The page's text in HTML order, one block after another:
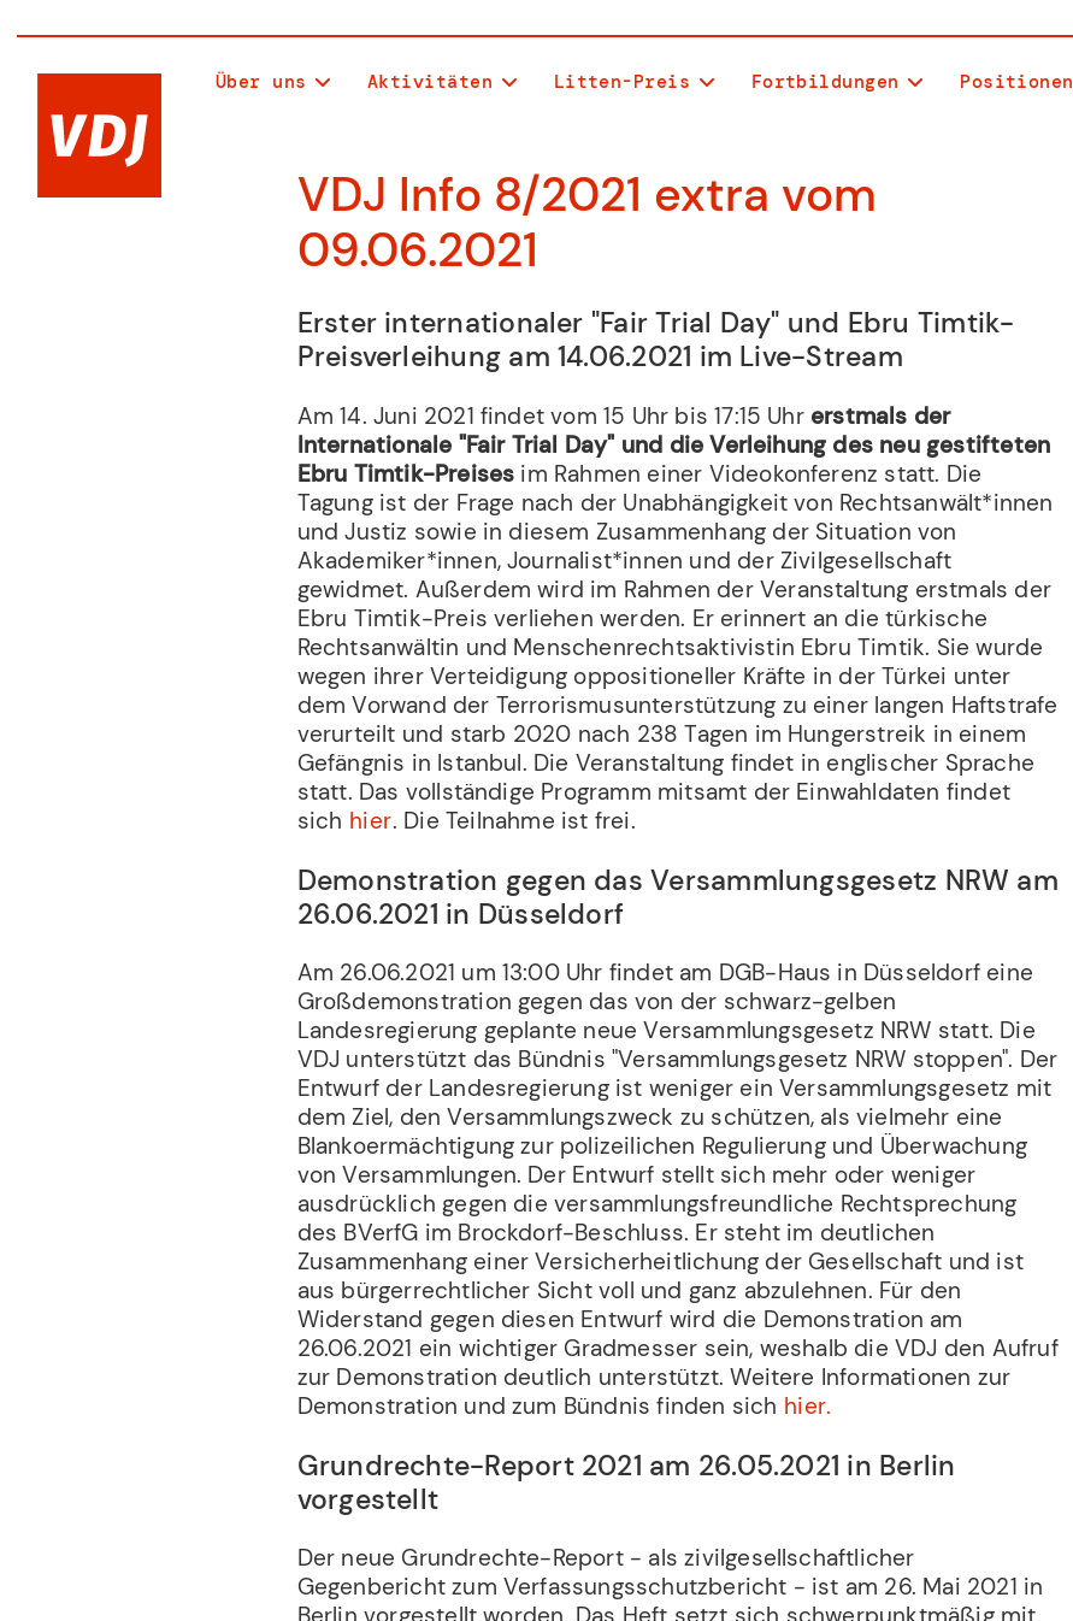
Über uns Aktivitäten Litten-Preis Fortbildungen Positionen
VDJ Info 8/2021 extra vom
09.06.2021
Erster internationaler "Fair Trial Day" und Ebru Timtik-
Preisverleihung am 14.06.2021 im Live-Stream
Am 14. Juni 2021 findet vom 15 Uhr bis 17:15 Uhr erstmals der
Internationale "Fair Trial Day" und die Verleihung des neu gestifteten
Ebru Timtik-Preises im Rahmen einer Videokonferenz statt. Die
Tagung ist der Frage nach der Unabhängigkeit von Rechtsanwält*innen
und Justiz sowie in diesem Zusammenhang der Situation von
Akademiker*innen, Journalist*innen und der Zivilgesellschaft
gewidmet. Außerdem wird im Rahmen der Veranstaltung erstmals der
Ebru Timtik-Preis verliehen werden. Er erinnert an die türkische
Rechtsanwältin und Menschenrechtsaktivistin Ebru Timtik. Sie wurde
wegen ihrer Verteidigung oppositioneller Kräfte in der Türkei unter
dem Vorwand der Terrorismusunterstützung zu einer langen Haftstrafe
verurteilt und starb 2020 nach 238 Tagen im Hungerstreik in einem
Gefängnis in Istanbul. Die Veranstaltung findet in englischer Sprache
statt. Das vollständige Programm mitsamt der Einwahldaten findet
sich hier. Die Teilnahme ist frei.
Demonstration gegen das Versammlungsgesetz NRW am
26.06.2021 in Düsseldorf
Am 26.06.2021 um 13:00 Uhr findet am DGB-Haus in Düsseldorf eine
Großdemonstration gegen das von der schwarz-gelben
Landesregierung geplante neue Versammlungsgesetz NRW statt. Die
VDJ unterstützt das Bündnis "Versammlungsgesetz NRW stoppen". Der
Entwurf der Landesregierung ist weniger ein Versammlungsgesetz mit
dem Ziel, den Versammlungszweck zu schützen, als vielmehr eine
Blankoermächtigung zur polizeilichen Regulierung und Überwachung
von Versammlungen. Der Entwurf stellt sich mehr oder weniger
ausdrücklich gegen die versammlungsfreundliche Rechtsprechung
des BVerfG im Brockdorf-Beschluss. Er steht im deutlichen
Zusammenhang einer Versicherheitlichung der Gesellschaft und ist
aus bürgerrechtlicher Sicht voll und ganz abzulehnen. Für den
Widerstand gegen diesen Entwurf wird die Demonstration am
26.06.2021 ein wichtiger Gradmesser sein, weshalb die VDJ den Aufruf
zur Demonstration deutlich unterstützt. Weitere Informationen zur
Demonstration und zum Bündnis finden sich hier.
Grundrechte-Report 2021 am 26.05.2021 in Berlin
vorgestellt
Der neue Grundrechte-Report - als zivilgesellschaftlicher
Gegenbericht zum Verfassungsschutzbericht - ist am 26. Mai 2021 in